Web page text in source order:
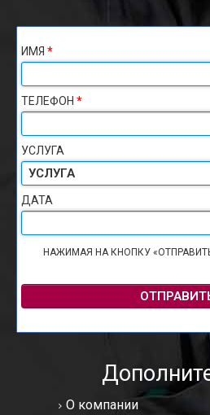
ИМЯ *
ТЕЛЕФОН *
УСЛУГА
ДАТА
НАЖИМАЯ НА КНОПКУ
О компании